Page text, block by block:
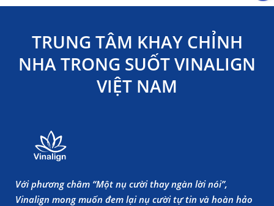
TRUNG TÂM KHAY CHỈNH
NHA TRONG SUỐT VINALIGN
VIỆT NAM
Với phương châm “Một nụ cười thay ngàn lời nói”,
Vinalign mong muốn đem lại nụ cười tự tin và hoàn hảo